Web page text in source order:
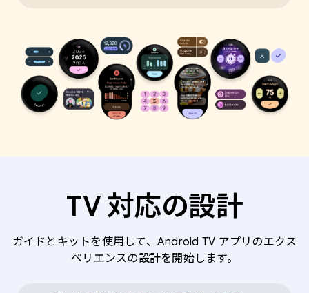
TV 対応の設計
ガイドとキットを使用して、Android TV アプリのエクス
ペリエンスの設計を開始します。